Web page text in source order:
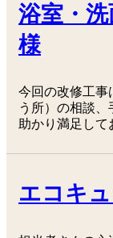
浴室・
様
今回の改修工事
う所）の相談
助かり満足して
エコキ